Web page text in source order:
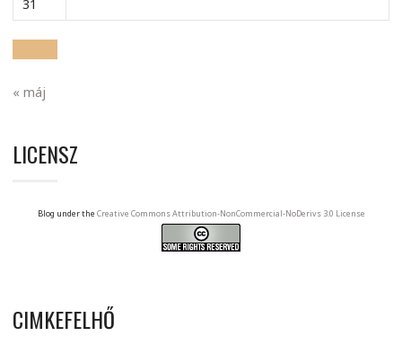
31
« máj
LICENSZ
Blog under the Creative Commons Attribution-NonCommercial-NoDerivs 3.0 License
CIMKEFELHŐ